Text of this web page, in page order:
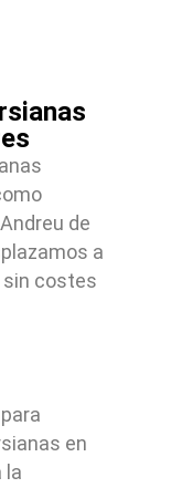
de
a
sin costes
en
la